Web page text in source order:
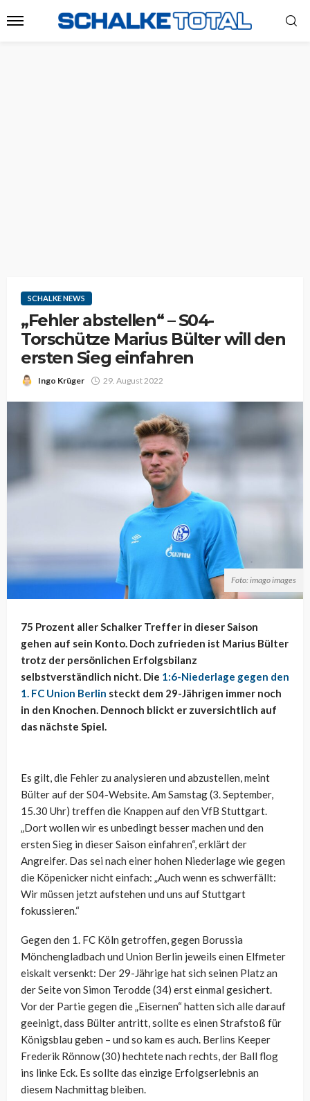
SCHALKE NEWS
„Fehler abstellen“ – S04-
Torschütze Marius Bülter will den
ersten Sieg einfahren
Ingo Krüger 29. August 2022
Foto: imago images
75 Prozent aller Schalker Treffer in dieser Saison
gehen auf sein Konto. Doch zufrieden ist Marius Bülter
trotz der persönlichen Erfolgsbilanz
selbstverständlich nicht. Die 1:6-Niederlage gegen den
1. FC Union Berlin steckt dem 29-Jährigen immer noch
in den Knochen. Dennoch blickt er zuversichtlich auf
das nächste Spiel.
Es gilt, die Fehler zu analysieren und abzustellen, meint
Bülter auf der S04-Website. Am Samstag (3. September,
15.30 Uhr) treffen die Knappen auf den VfB Stuttgart.
„Dort wollen wir es unbedingt besser machen und den
ersten Sieg in dieser Saison einfahren“, erklärt der
Angreifer. Das sei nach einer hohen Niederlage wie gegen
die Köpenicker nicht einfach: „Auch wenn es schwerfällt:
Wir müssen jetzt aufstehen und uns auf Stuttgart
fokussieren.“
Gegen den 1. FC Köln getroffen, gegen Borussia
Mönchengladbach und Union Berlin jeweils einen Elfmeter
eiskalt versenkt: Der 29-Jährige hat sich seinen Platz an
der Seite von Simon Terodde (34) erst einmal gesichert.
Vor der Partie gegen die „Eisernen“ hatten sich alle darauf
geeinigt, dass Bülter antritt, sollte es einen Strafstoß für
Königsblau geben – und so kam es auch. Berlins Keeper
Frederik Rönnow (30) hechtete nach rechts, der Ball flog
ins linke Eck. Es sollte das einzige Erfolgserlebnis an
diesem Nachmittag bleiben.